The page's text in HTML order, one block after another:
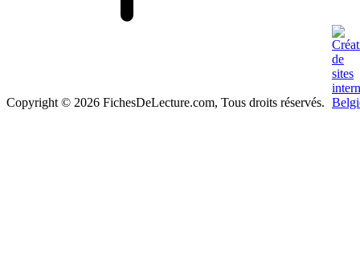
Copyright © 2026 FichesDeLecture.com, Tous droits réservés.